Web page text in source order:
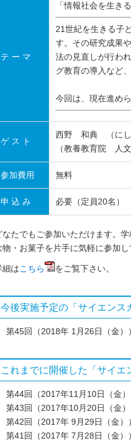
テ ー マ
「情報社会を生き
21世紀を生きる子
す。その研究成果
法の見直しが行わ
グ教育の導入など
今回は、現在進め
ゲ ス ト
西野 和典 （に
（教養教育院 人文
参加費用 無料
申 込 み 必要（定員20名）
なたでもご参加いただけます。
物・お菓子を片手に気軽に参加し
細はこちら をご覧下さい。
今後実施予定の「サイエンス
第45回（2018年 1月26日（金））
これまでに開催した「サイエ
第44回（2017年11月10日（金）
第43回（2017年10月20日（金）
第42回（2017年 9月29日（金））
第41回（2017年 7月28日（金））